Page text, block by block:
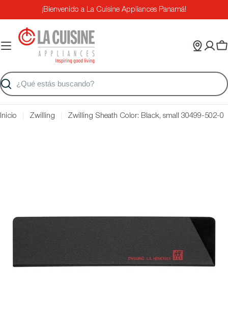
al
contenido
¡Bienvenido a La Cuisine Appliances Panamá!
Buscar
Inicio Zwilling Zwilling Sheath Color: Black, small 30499-502-0